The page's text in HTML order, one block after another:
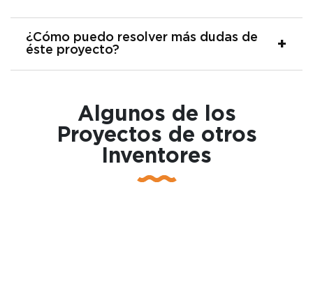
¿Cómo puedo resolver más dudas de
éste proyecto?
Algunos de los
Proyectos de otros
Inventores